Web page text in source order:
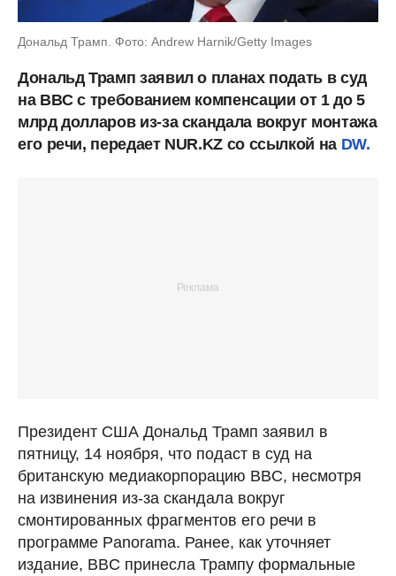
Дональд Трамп. Фото: Andrew Harnik/Getty Images
Дональд Трамп заявил о планах подать в суд
на BBC с требованием компенсации от 1 до 5
млрд долларов из-за скандала вокруг монтажа
его речи, передает NUR.KZ со ссылкой наDW.
Президент США Дональд Трамп заявил в
пятницу, 14 ноября, что подаст в суд на
британскую медиакорпорацию BBC, несмотря
на извинения из-за скандала вокруг
смонтированных фрагментов его речи в
программе Panorama. Ранее, как уточняет
издание, BBC принесла Трампу формальные